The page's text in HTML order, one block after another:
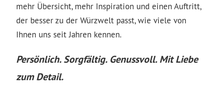
mehr Übersicht, mehr Inspiration und einen Auftritt,
der besser zu der Würzwelt passt, wie viele von
Ihnen uns seit Jahren kennen.
Persönlich. Sorgfältig. Genussvoll. Mit Liebe
zum Detail.